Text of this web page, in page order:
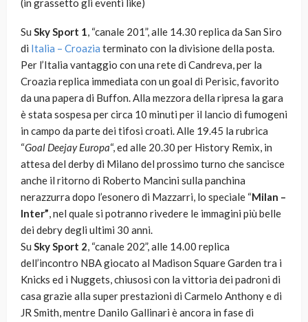
(in grassetto gli eventi like)
Su Sky Sport 1, “canale 201”, alle 14.30 replica da San Siro
di Italia – Croazia terminato con la divisione della posta.
Per l’Italia vantaggio con una rete di Candreva, per la
Croazia replica immediata con un goal di Perisic, favorito
da una papera di Buffon. Alla mezzora della ripresa la gara
è stata sospesa per circa 10 minuti per il lancio di fumogeni
in campo da parte dei tifosi croati. Alle 19.45 la rubrica
“Goal Deejay Europa“, ed alle 20.30 per History Remix, in
attesa del derby di Milano del prossimo turno che sancisce
anche il ritorno di Roberto Mancini sulla panchina
nerazzurra dopo l’esonero di Mazzarri, lo speciale “Milan –
Inter”, nel quale si potranno rivedere le immagini più belle
dei debry degli ultimi 30 anni.
Su Sky Sport 2, “canale 202”, alle 14.00 replica
dell’incontro NBA giocato al Madison Square Garden tra i
Knicks ed i Nuggets, chiusosi con la vittoria dei padroni di
casa grazie alla super prestazioni di Carmelo Anthony e di
JR Smith, mentre Danilo Gallinari è ancora in fase di